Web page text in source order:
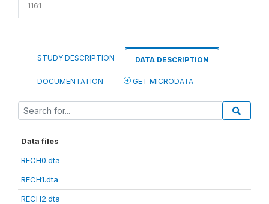
1161
STUDY DESCRIPTION DATA DESCRIPTION
DOCUMENTATION GET MICRODATA
Data files
RECH0.dta
RECH1.dta
RECH2.dta